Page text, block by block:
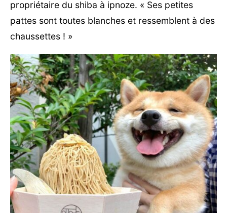
propriétaire du shiba à ipnoze. « Ses petites
pattes sont toutes blanches et ressemblent à des
chaussettes ! »